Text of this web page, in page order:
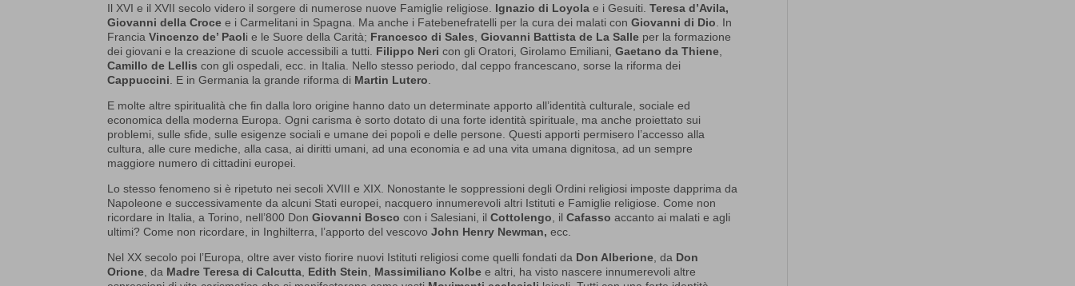
Il XVI e il XVII secolo videro il sorgere di numerose nuove Famiglie religiose. Ignazio di Loyola e i Gesuiti.Teresa d’Avila,
Giovanni della Croce e i Carmelitani in Spagna. Ma anche i Fatebenefratelli per la cura dei malati conGiovanni di Dio . In
FranciaVincenzo de’ Paoli e le Suore della Carità; Francesco di Sales ,Giovanni Battista de La Salle per la formazione
dei giovani e la creazione di scuole accessibili a tutti. Filippo Neri con gli Oratori, Girolamo Emiliani,Gaetano da Thiene
Camillo de Lellis con gli ospedali, ecc. in Italia. Nello stesso periodo, dal ceppo francescano, sorse la riforma dei
Cappuccini . E in Germania la grande riforma di Martin Lutero
E molte altre spiritualità che fin dalla loro origine hanno dato un determinate apporto all’identità culturale, sociale ed
economica della moderna Europa. Ogni carisma è sorto dotato di una forte identità spirituale, ma anche proiettato sui
problemi, sulle sfide, sulle esigenze sociali e umane dei popoli e delle persone. Questi apporti permisero l’accesso alla
cultura, alle cure mediche, alla casa, ai diritti umani, ad una economia e ad una vita umana dignitosa, ad un sempre
maggiore numero di cittadini europei.
Lo stesso fenomeno si è ripetuto nei secoli XVIII e XIX. Nonostante le soppressioni degli Ordini religiosi imposte dapprima da
Napoleone e successivamente da alcuni Stati europei, nacquero innumerevoli altri Istituti e Famiglie religiose. Come non
ricordare in Italia, a Torino, nell’800 DonGiovanni Bosco con i Salesiani, ilCottolengo , ilCafasso accanto ai malati e agli
ultimi? Come non ricordare, in Inghilterra, l’apporto del vescovoJohn Henry Newman,ecc.
Nel XX secolo poi l’Europa, oltre aver visto fiorire nuovi Istituti religiosi come quelli fondati da Don Alberione , da Don
Orione , da Madre Teresa di Calcutta Edith Stein Massimiliano Kolbe e altri, ha visto nascere innumerevoli altre